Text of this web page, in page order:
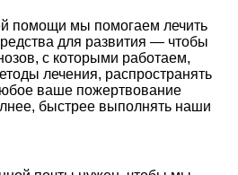
помощи мы помогаем лечить
для развития — чтобы
с которыми работаем,
лечения, распространять
ваше пожертвование
быстрее выполнять наши